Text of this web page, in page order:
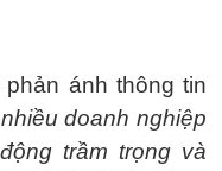
ánh thông tin
doanh nghiệp
trầm trọng và